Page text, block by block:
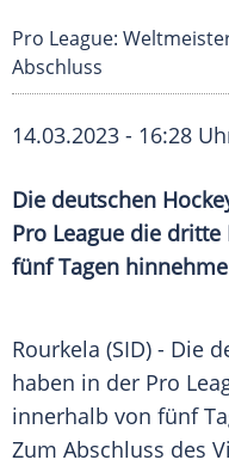
Pro League:
Abschluss
14.03.2023 - 16:28
Die deutschen
Pro League die
fünf Tagen
Rourkela (SID) - Die
haben in der Pro
innerhalb von fünf
Zum Abschluss des